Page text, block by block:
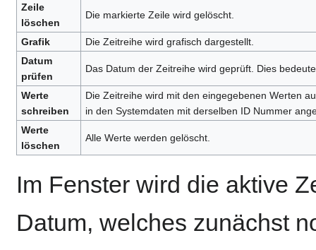
Zeile
löschen
Die markierte Zeile wird gelöscht.
Grafik
Die Zeitreihe wird grafisch dargestellt.
Datum
prüfen
Das Datum der Zeitreihe wird geprüft. Dies
Werte
schreiben
Die Zeitreihe wird mit den eingegebenen Werten
in den Systemdaten mit derselben ID Nummer
Werte
löschen
Alle Werte werden gelöscht.
Im Fenster wird die aktive
Datum, welches zunächst